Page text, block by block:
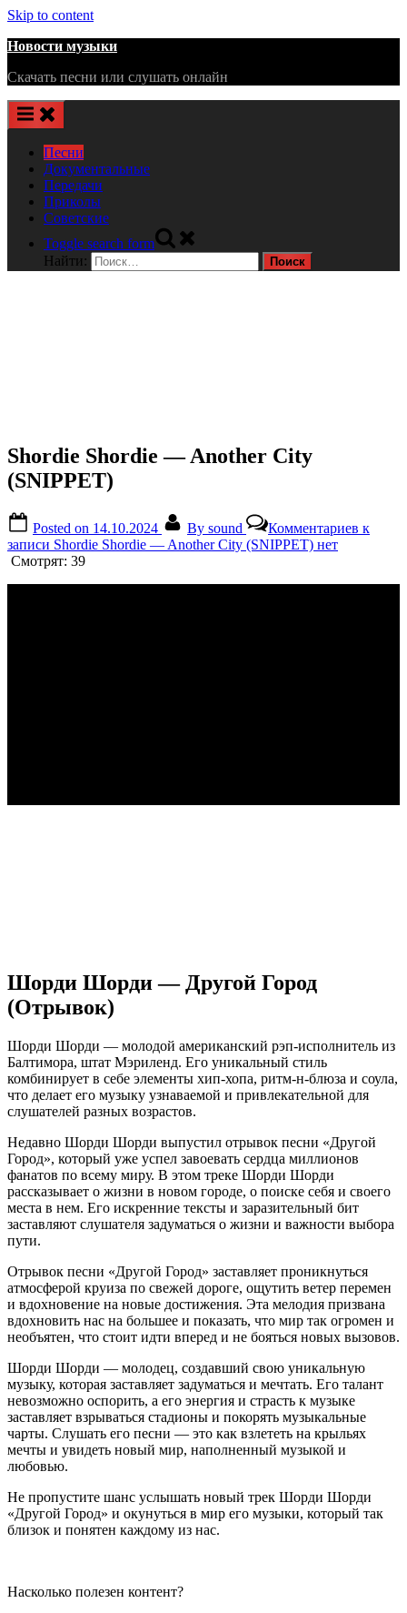
Skip to content
Новости музыки
Скачать песни или слушать онлайн
Песни
Документальные
Передачи
Приколы
Советские
Toggle search form
Найти:
Shordie Shordie — Another City
(SNIPPET)
Posted on 14.10.2024 By sound Комментариев к
записи Shordie Shordie — Another City (SNIPPET) нет
Смотрят: 39
Шорди Шорди — Другой Город
(Отрывок)
Шорди Шорди — молодой американский рэп-исполнитель из
Балтимора, штат Мэриленд. Его уникальный стиль
комбинирует в себе элементы хип-хопа, ритм-н-блюза и соула,
что делает его музыку узнаваемой и привлекательной для
слушателей разных возрастов.
Недавно Шорди Шорди выпустил отрывок песни «Другой
Город», который уже успел завоевать сердца миллионов
фанатов по всему миру. В этом треке Шорди Шорди
рассказывает о жизни в новом городе, о поиске себя и своего
места в нем. Его искренние тексты и заразительный бит
заставляют слушателя задуматься о жизни и важности выбора
пути.
Отрывок песни «Другой Город» заставляет проникнуться
атмосферой круиза по свежей дороге, ощутить ветер перемен
и вдохновение на новые достижения. Эта мелодия призвана
вдохновить нас на большее и показать, что мир так огромен и
необъятен, что стоит идти вперед и не бояться новых вызовов.
Шорди Шорди — молодец, создавший свою уникальную
музыку, которая заставляет задуматься и мечтать. Его талант
невозможно оспорить, а его энергия и страсть к музыке
заставляет взрываться стадионы и покорять музыкальные
чарты. Слушать его песни — это как взлететь на крыльях
мечты и увидеть новый мир, наполненный музыкой и
любовью.
Не пропустите шанс услышать новый трек Шорди Шорди
«Другой Город» и окунуться в мир его музыки, который так
близок и понятен каждому из нас.
Насколько полезен контент?